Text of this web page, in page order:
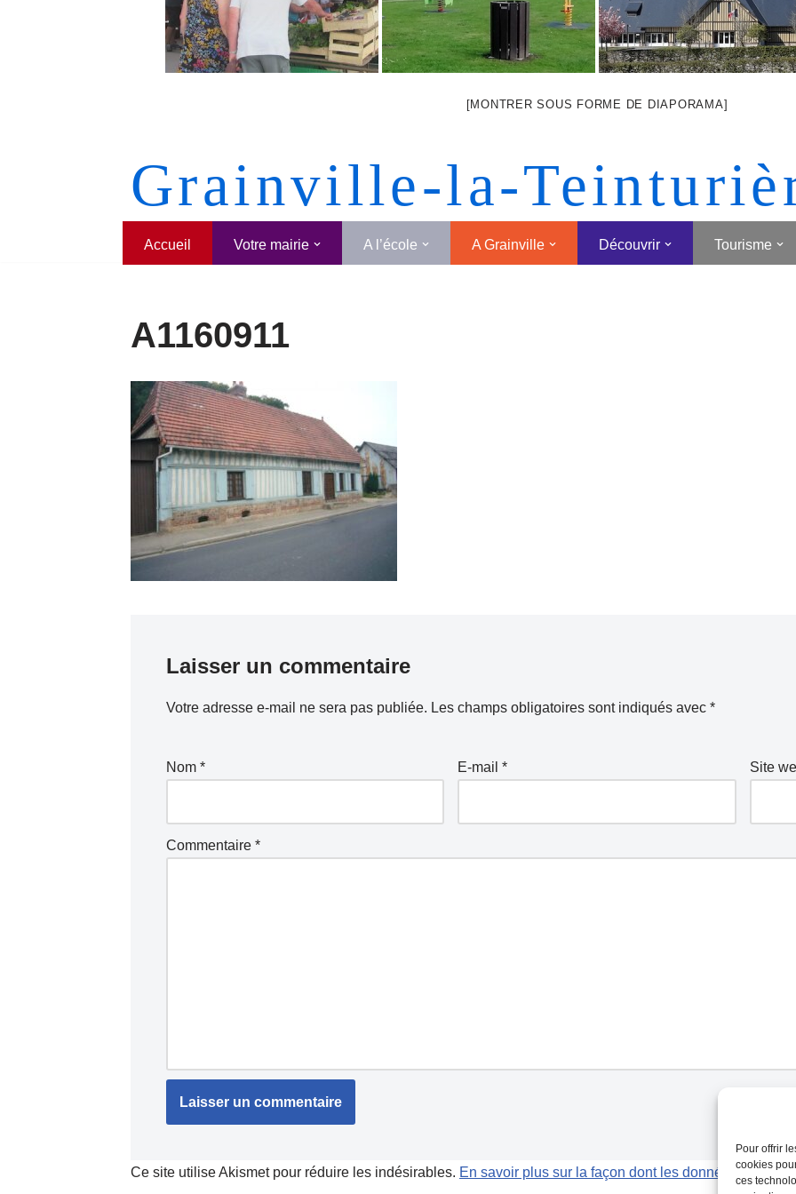
Pour offrir
cookies
ces
[MONTRER SOUS FORME DE DIAPORAMA]
Grainville-la-
Accueil Votre mairie A l’école A Grainville Découvrir Tourisme
A1160911
Laisser un commentaire
Votre adresse e-mail ne sera pas publiée. Les champs obligatoires sont indiqués avec *
Nom * E-mail* Site
Commentaire *
Ce site utilise Akismet pour réduire les indésirables. En savoir plus sur la façon dont les données de vos